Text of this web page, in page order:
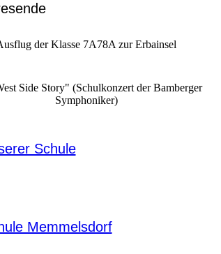
der Klasse 7A78A zur Erbainsel
Side Story" (Schulkonzert der Bamberger
Symphoniker)
Schule
Memmelsdorf